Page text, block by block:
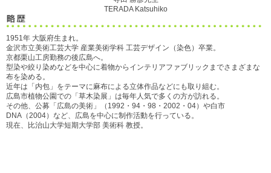
TERADA Katsuhiko
1951年 大阪府生まれ。
金沢市立美術工芸大学 産業美術学科 工芸デザイン（染色）卒業。
京都栗山工房勤務の後広島へ。
型染や絞り染めなどを中心に着物からインテリアファブリックまでさまざまな
布を染める。
近年は「内包」をテーマに麻布による立体作品などにも取り組む。
広島市植物公園での「草木染展」は毎年人気で多くの方が訪れる。
その他、公募「広島の美術」（1992・94・98・2002・04）や白市
DNA（2004）など、広島を中心に制作活動を行っている。
現在、比治山大学短期大学部 美術科 教授。